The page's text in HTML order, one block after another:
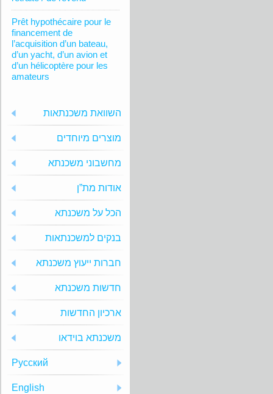
Prêt hypothécaire pour le
financement de
l’acquisition d’un bateau,
d’un yacht, d’un avion et
d’un hélicoptère pour les
amateurs
השוואת משכנתאות
מוצרים מיוחדים
מחשבוני משכנתא
אודות מת”ן
הכל על משכנתא
בנקים למשכנתאות
חברות ייעוץ משכנתא
חדשות משכנתא
ארכיון החדשות
משכנתא בוידאו
Русский
English